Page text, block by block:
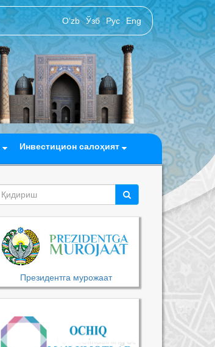
O‘zb Ўзб Рус Eng
Инвестицион салоҳият
Президентга мурожаат